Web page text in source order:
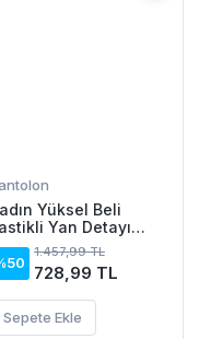
Yüksel Beli
Yan Detayı
Desenli Pantolon
1.457,99 TL
728,99 TL
Sepete Ekle